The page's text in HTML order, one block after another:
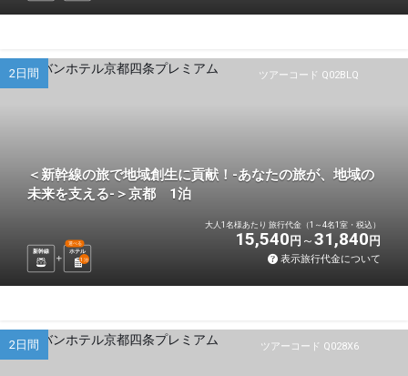
ツアーコード Q02BLQ
2日間
＜新幹線の旅で地域創生に貢献！-あなたの旅が、地域の
未来を支える-＞京都 1泊
新幹線 ホテル
選べる
1 泊
大人1名様あたり 旅行代金（1～4名1室・税込）
15,540 円 31,840 円
表示旅行代金について
ツアーコード Q028X6
2日間